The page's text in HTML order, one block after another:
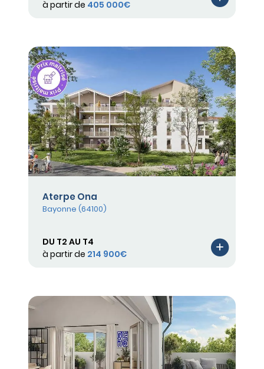
à partir de 405 000€
Aterpe Ona
Bayonne (64100)
DU T2 AU T4
à partir de 214 900€